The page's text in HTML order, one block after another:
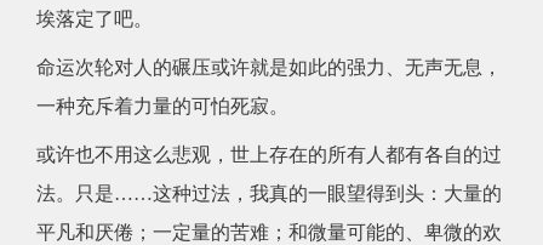
埃落定了吧。
命运次轮对人的碾压或许就是如此的强力、无声无息，
一种充斥着力量的可怕死寂。
或许也不用这么悲观，世上存在的所有人都有各自的过
法。只是……这种过法，我真的一眼望得到头：大量的
平凡和厌倦；一定量的苦难；和微量可能的、卑微的欢